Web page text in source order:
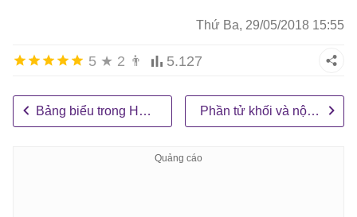
Thứ Ba, 29/05/2018 15:55
5 ★ 2 👨 5.127
Bảng biểu trong HTML Phần tử khối và nội dòng trong HTML